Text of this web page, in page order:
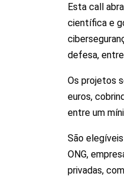
Esta call
científica e
defesa,
Os projetos
euros,
entre um
São
ONG,
privadas,